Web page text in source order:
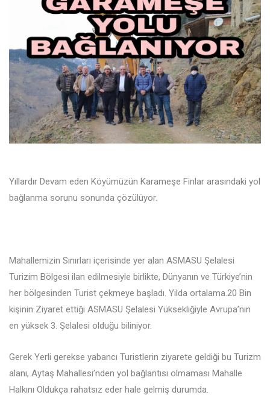
Yıllardır Devam eden Köyümüzün Karameşe Finlar arasındaki yol
bağlanma sorunu sonunda çözülüyor.
Mahallemizin Sınırları içerisinde yer alan ASMASU Şelalesi
Turizim Bölgesi ilan edilmesiyle birlikte, Dünyanın ve Türkiye’nin
her bölgesinden Turist çekmeye başladı. Yilda ortalama.20 Bin
kişinin Ziyaret ettiği ASMASU Şelalesi Yüksekliğiyle Avrupa’nın
en yüksek 3. Şelalesi olduğu biliniyor.
Gerek Yerli gerekse yabancı Turistlerin ziyarete geldiği bu Turizm
alanı, Aytaş Mahallesi’nden yol bağlantısı olmaması Mahalle
Halkını Oldukça rahatsız eder hale gelmiş durumda.